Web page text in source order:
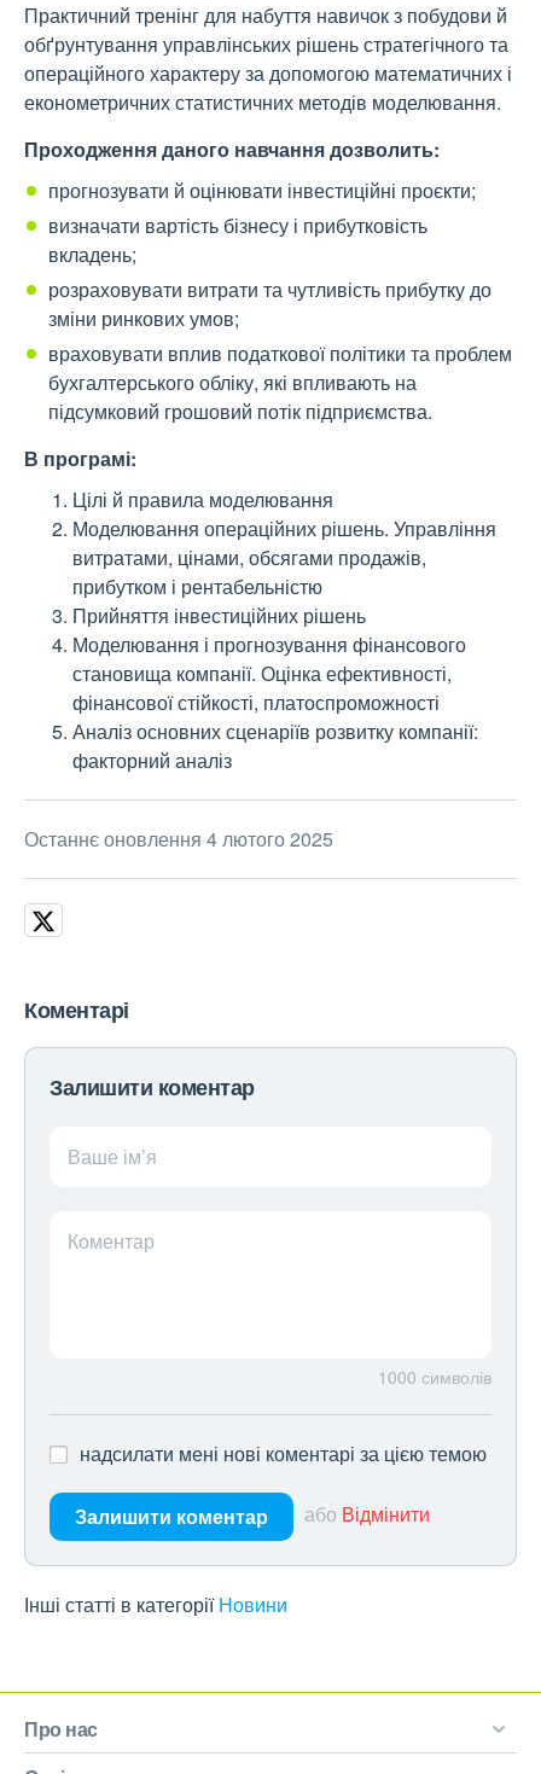
Практичний тренінг для набуття навичок з побудови й
обґрунтування управлінських рішень стратегічного та
операційного характеру за допомогою математичних і
економетричних статистичних методів моделювання.
Проходження даного навчання дозволить:
прогнозувати й оцінювати інвестиційні проєкти;
визначати вартість бізнесу і прибутковість
вкладень;
розраховувати витрати та чутливість прибутку до
зміни ринкових умов;
враховувати вплив податкової політики та проблем
бухгалтерського обліку, які впливають на
підсумковий грошовий потік підприємства.
В програмі:
Цілі й правила моделювання
Моделювання операційних рішень. Управління
витратами, цінами, обсягами продажів,
прибутком і рентабельністю
Прийняття інвестиційних рішень
Моделювання і прогнозування фінансового
становища компанії. Оцінка ефективності,
фінансової стійкості, платоспроможності
Аналіз основних сценаріїв розвитку компанії:
факторний аналіз
Останнє оновлення 4 лютого 2025
Коментарі
Залишити коментар
Ваше ім’я
Коментар
1000 символів
надсилати мені нові коментарі за цією темою
Залишити коментар або Відмінити
Інші статті в категорії Новини
Про нас